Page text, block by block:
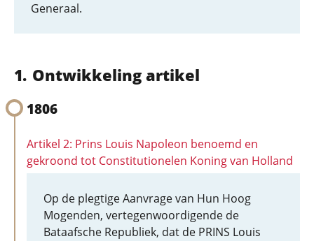
Generaal.
Ontwikkeling artikel
1806
Artikel 2: Prins Louis Napoleon benoemd en
gekroond tot Constitutionelen Koning van Holland
Op de plegtige Aanvrage van Hun Hoog
Mogenden, vertegenwoordigende de
Bataafsche Republiek, dat de PRINS Louis